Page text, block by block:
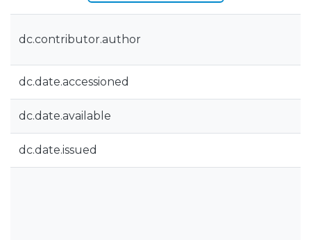
dc.contributor.author
dc.date.accessioned
dc.date.available
dc.date.issued